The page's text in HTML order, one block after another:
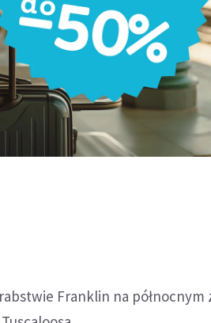
Franklin na północnym